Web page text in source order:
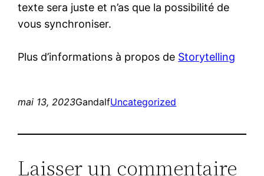
texte sera juste et n’as que la possibilité de
vous synchroniser.
Plus d’informations à propos de Storytelling
mai 13, 2023GandalfUncategorized
Laisser un commentaire